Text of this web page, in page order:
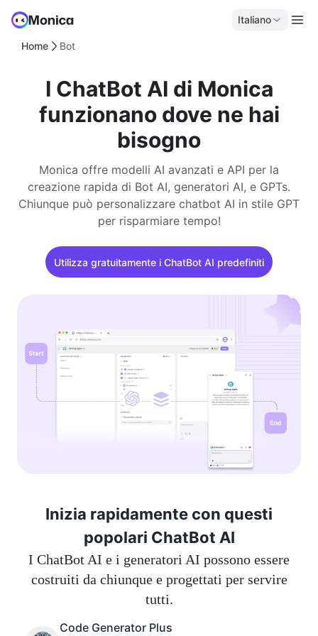
Italiano
Home Bot
I ChatBot AI di Monica
funzionano dove ne hai
bisogno
Monica offre modelli AI avanzati e API per la
creazione rapida di Bot AI, generatori AI, e GPTs.
Chiunque può personalizzare chatbot AI in stile GPT
per risparmiare tempo!
Utilizza gratuitamente i ChatBot AI predefiniti
Inizia rapidamente con questi
popolari ChatBot AI
I ChatBot AI e i generatori AI possono essere
costruiti da chiunque e progettati per servire
tutti.
Code Generator Plus